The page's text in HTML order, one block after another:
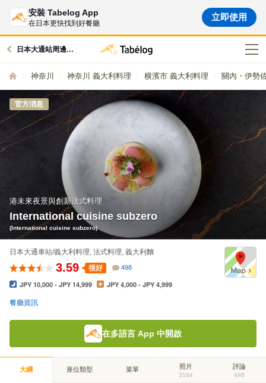
安裝 Tabelog App
在日本更快找到好餐廳
立即使用
日本大通站周邊的美食
神奈川 神奈川 義大利料理 横濱市 義大利料理 關內・伊勢
官方消息
港未來夜景與創新法式料理
International cuisine subzero
(International cuisine subzero)
日本大通車站/義大利料理, 法式料理, 義大利麵
3.59 很好 498
JPY 10,000 - JPY 14,999 JPY 4,000 - JPY 4,999
餐廳資訊
在多語言 App 中開啟
大綱 座位類型 菜單 照片
3184
評論
498